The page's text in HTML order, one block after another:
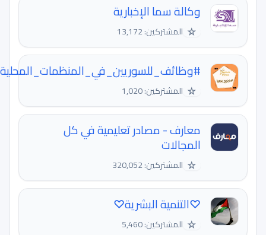
وكالة سما الإخبارية
☆ المشتركين: 13,172
#وظائف_للسوريين_في_المنظمات_المحلية_والدولية
☆ المشتركين: 1,020
معارف - مصادر تعليمية في كل
المجالات
المشتركين: 320,052
♡التنمية البشرية♡
☆ المشتركين: 5,460